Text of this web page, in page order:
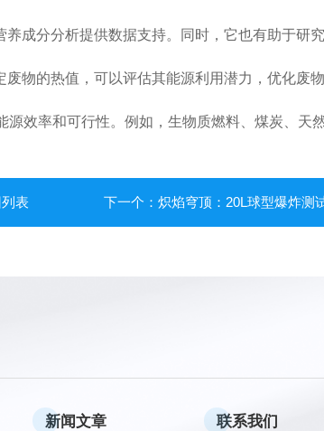
分分析提供数据支持。同时，它也有助于研究
的热值，可以评估其能源利用潜力，优化废物
率和可行性。例如，生物质燃料、煤炭、天
表 下一个： 炽焰穹顶：20L球型爆炸测
新闻文章 联系我们